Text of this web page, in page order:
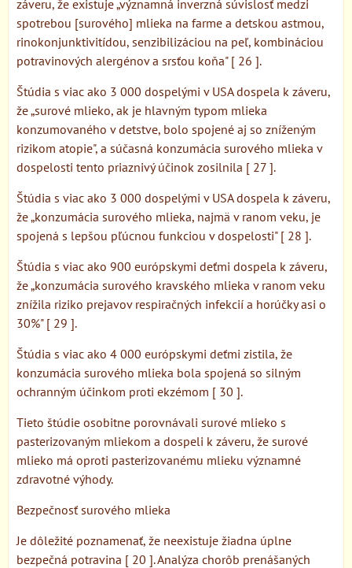
záveru, že existuje „významná inverzná súvislosť medzi
spotrebou [surového] mlieka na farme a detskou astmou,
rinokonjunktivitídou, senzibilizáciou na peľ, kombináciou
potravinových alergénov a srsťou koňa" [ 26 ].
Štúdia s viac ako 3 000 dospelými v USA dospela k záveru,
že „surové mlieko, ak je hlavným typom mlieka
konzumovaného v detstve, bolo spojené aj so zníženým
rizikom atopie", a súčasná konzumácia surového mlieka v
dospelosti tento priaznivý účinok zosilnila [ 27 ].
Štúdia s viac ako 3 000 dospelými v USA dospela k záveru,
že „konzumácia surového mlieka, najmä v ranom veku, je
spojená s lepšou pľúcnou funkciou v dospelosti" [ 28 ].
Štúdia s viac ako 900 európskymi deťmi dospela k záveru,
že „konzumácia surového kravského mlieka v ranom veku
znížila riziko prejavov respiračných infekcií a horúčky asi o
30%" [ 29 ].
Štúdia s viac ako 4 000 európskymi deťmi zistila, že
konzumácia surového mlieka bola spojená so silným
ochranným účinkom proti ekzémom [ 30 ].
Tieto štúdie osobitne porovnávali surové mlieko s
pasterizovaným mliekom a dospeli k záveru, že surové
mlieko má oproti pasterizovanému mlieku významné
zdravotné výhody.
Bezpečnosť surového mlieka
Je dôležité poznamenať, že neexistuje žiadna úplne
bezpečná potravina [ 20 ]. Analýza chorôb prenášaných